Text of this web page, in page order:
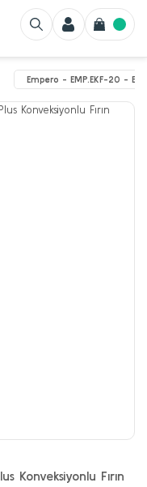
Empero - EMP.EKF-20 -
Konveksiyonlu Fırın